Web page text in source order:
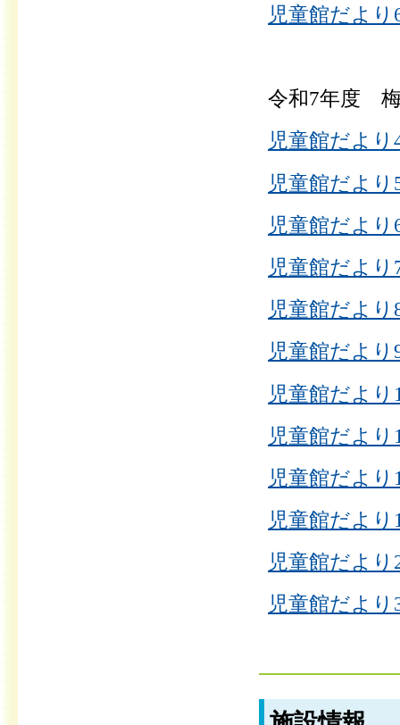
児童館だより
令和7年度
児童館だより
児童館だより
児童館だより
児童館だより
児童館だより
児童館だより
児童館だより
児童館だより
児童館だより
児童館だより
児童館だより
児童館だより